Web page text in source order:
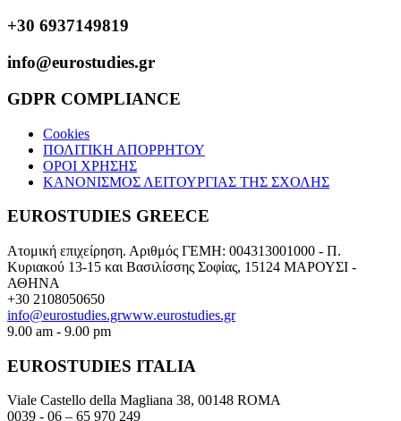
+30 6937149819
info@eurostudies.gr
GDPR COMPLIANCE
Cookies
ΠΟΛΙΤΙΚΗ ΑΠΟΡΡΗΤΟΥ
ΟΡΟΙ ΧΡΗΣΗΣ
ΚΑΝΟΝΙΣΜΟΣ ΛΕΙΤΟΥΡΓΙΑΣ ΤΗΣ ΣΧΟΛΗΣ
EUROSTUDIES GREECE
Ατομική επιχείρηση. Αριθμός ΓΕΜΗ: 004313001000 - Π.
Κυριακού 13-15 και Βασιλίσσης Σοφίας, 15124 ΜΑΡΟΥΣΙ -
ΑΘΗΝΑ
+30 2108050650
info@eurostudies.grwww.eurostudies.gr
9.00 am - 9.00 pm
EUROSTUDIES ITALIA
Viale Castello della Magliana 38, 00148 ROMA
0039 - 06 – 65 970 249